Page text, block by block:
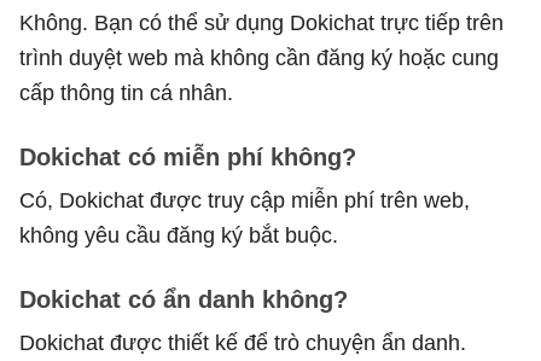
Không. Bạn có thể sử dụng Dokichat trực tiếp trên
trình duyệt web mà không cần đăng ký hoặc cung
cấp thông tin cá nhân.
Dokichat có miễn phí không?
Có, Dokichat được truy cập miễn phí trên web,
không yêu cầu đăng ký bắt buộc.
Dokichat có ẩn danh không?
Dokichat được thiết kế để trò chuyện ẩn danh.